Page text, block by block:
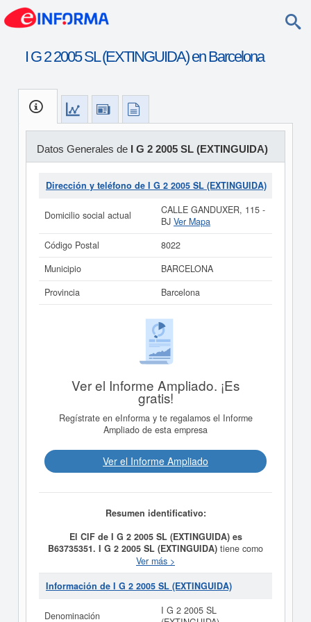
I G 2 2005 SL (EXTINGUIDA) en Barcelona
Datos Generales de I G 2 2005 SL (EXTINGUIDA)
Dirección y teléfono de I G 2 2005 SL (EXTINGUIDA)
Domicilio social actual
CALLE GANDUXER, 115 -
BJ Ver Mapa
Código Postal
8022
Municipio
BARCELONA
Provincia
Barcelona
Ver el Informe Ampliado. ¡Es
gratis!
Regístrate en eInforma y te regalamos el Informe
Ampliado de esta empresa
Ver el Informe Ampliado
Resumen identificativo:
El CIF de I G 2 2005 SL (EXTINGUIDA) es
B63735351. I G 2 2005 SL (EXTINGUIDA) tiene como
fecha de creación el día 19/01/2005 y su meta es LA
REALIZACION DE ACTIVIDADES Y LA PRESTACION
DE SERVICIOS RELACIONADOS CON LA
FONTANERIA, INSTALACIONES DE GAS,
ELECTRICIDAD Y DE MAQUINARIA DE AIRE
ACONDICIONADO. Se clasifica dentro de la categoría
Ver más >
Información de I G 2 2005 SL (EXTINGUIDA)
Denominación
I G 2 2005 SL